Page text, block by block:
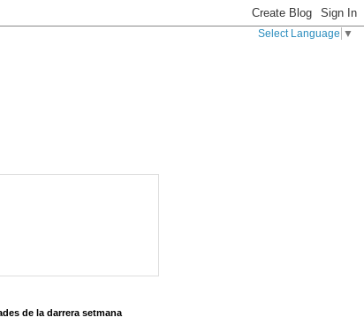
Select Language ▼
de la darrera setmana